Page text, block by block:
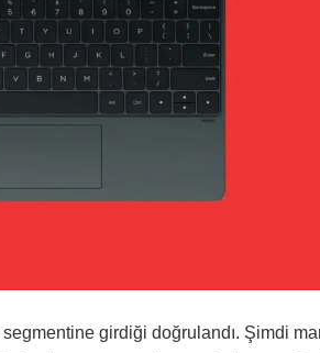
segmentine girdiği doğrulandı. Şimdi